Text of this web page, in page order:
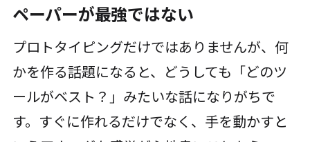
ペーパーが最強ではない
プロトタイピングだけではありませんが、何
かを作る話題になると、どうしても「どのツ
ールがベスト？」みたいな話になりがちで
す。すぐに作れるだけでなく、手を動かすと